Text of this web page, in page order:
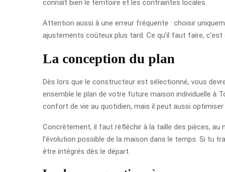
connaît bien le territoire et les contraintes locales.
Attention aussi à une erreur fréquente : choisir
ajustements coûteux plus tard. Ce qu’il faut faire,
La conception du plan
Dès lors que le constructeur est sélectionné, vous
ensemble le plan de votre future maison individuelle à
confort de vie au quotidien, mais il peut aussi
Concrètement, il faut réfléchir à la taille des pièces, au
l’évolution possible de la maison dans le temps. Si tu
être intégrés dès le départ.